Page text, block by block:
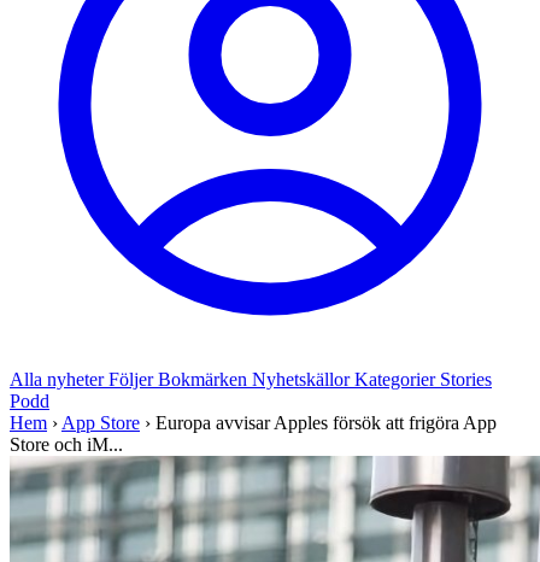
Alla nyheterFöljerBokmärken NyhetskällorKategorier Stories
Podd
Hem › App Store › Europa avvisar Apples försök att frigöra App
Store och iM...